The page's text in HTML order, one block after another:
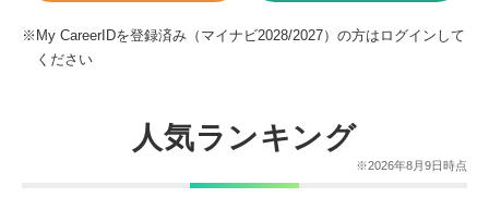
※ My CareerIDを登録済み（マイナビ2028/2027）の方はログインして
ください
人気ランキング
※2026年8月9日時点